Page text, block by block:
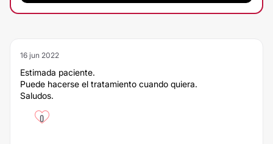
16 jun 2022
Estimada paciente.
Puede hacerse el tratamiento cuando quiera.
Saludos.
0